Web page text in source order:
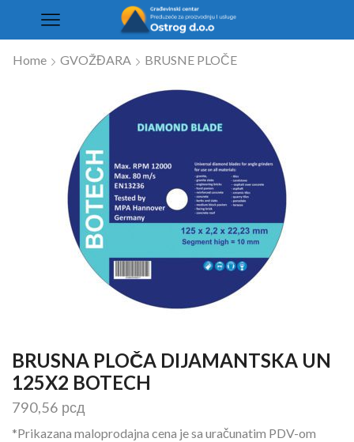
Home GVOŽĐARA BRUSNE PLOČE
BRUSNA PLOČA DIJAMANTSKA UN
125X2 BOTECH
790,56 рсд
*Prikazana maloprodajna cena je sa uračunatim PDV-om